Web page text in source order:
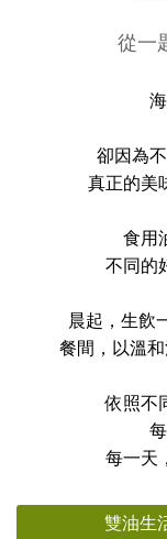
從一
卻因為
真正的美
食用
不同的
晨起，生飲
餐間，以溫
依照不
每一天
雙油生